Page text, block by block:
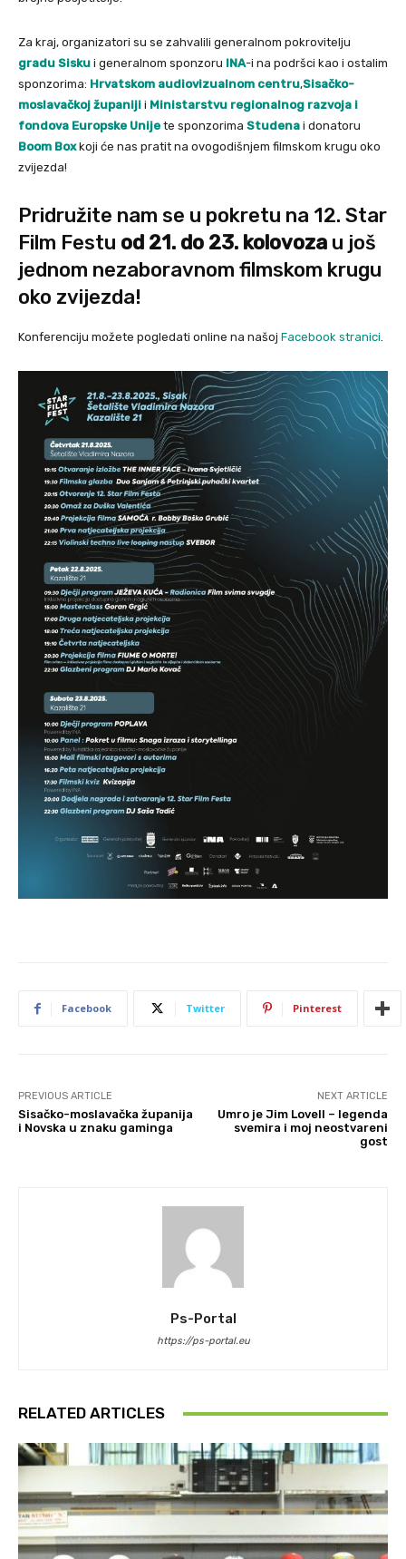
Za kraj, organizatori su se zahvalili generalnom pokrovitelju
gradu Sisku i generalnom sponzoru INA-i na podršci kao i ostalim
sponzorima: Hrvatskom audiovizualnom centru,Sisačko-
moslavačkoj županiji i Ministarstvu regionalnog razvoja i
fondova Europske Unije te sponzorima Studena i donatoru
Boom Boxkoji će nas pratit na ovogodišnjem filmskom krugu oko
zvijezda!
Pridružite nam se u pokretu na 12. Star
Film Festu od 21. do 23. kolovoza u još
jednom nezaboravnom filmskom krugu
oko zvijezda!
Konferenciju možete pogledati online na našoj Facebook stranici
Facebook Twitter Pinterest
PREVIOUS ARTICLE
Sisačko-moslavačka županija
i Novska u znaku gaminga
NEXT ARTICLE
Umro je Jim Lovell – legenda
svemira i moj neostvareni
gost
Ps-Portal
https://ps-portal.eu
RELATED ARTICLES